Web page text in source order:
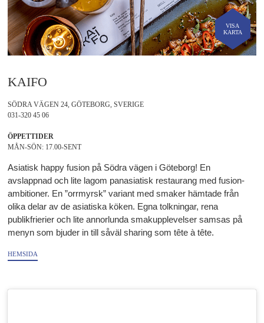
VISA
KARTA
KAIFO
SÖDRA VÄGEN 24, GÖTEBORG, SVERIGE
031-320 45 06
ÖPPETTIDER
MÅN-SÖN: 17.00-SENT
Asiatisk happy fusion på Södra vägen i Göteborg! En
avslappnad och lite lagom panasiatisk restaurang med fusion-
ambitioner. En ”orrmyrsk” variant med smaker hämtade från
olika delar av de asiatiska köken. Egna tolkningar, rena
publikfrierier och lite annorlunda smakupplevelser samsas på
menyn som bjuder in till såväl sharing som tête à tête.
HEMSIDA